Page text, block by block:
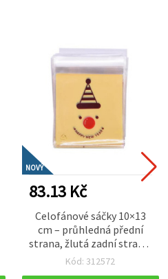
NOVÝ
83.13 Kč
Celofánové sáčky 10×13
cm – průhledná přední
strana, žlutá zadní strana,
motiv „Happy New Year“
Kód: 312572